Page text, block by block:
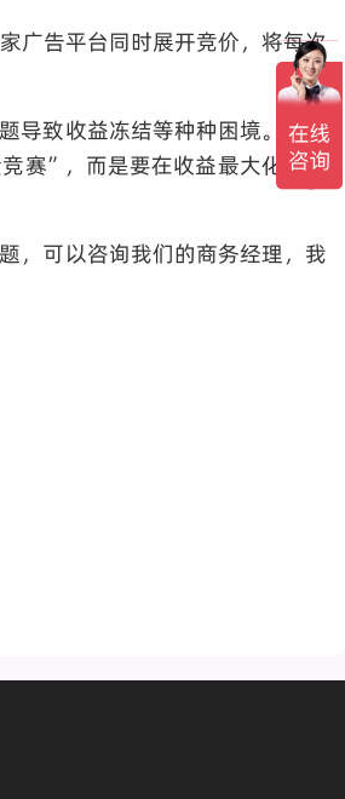
广告平台同时展开竞价，将每次
导致收益冻结等种种困境。这警
赛”，而是要在收益最大化与用
，可以咨询我们的商务经理，我